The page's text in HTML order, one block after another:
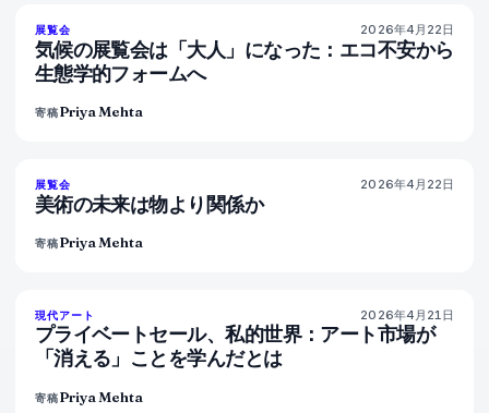
74% 44
展覧会 2026年4月22日
気候の展覧会は「大人」になった：エコ不安から
生態学的フォームへ
寄稿Priya Mehta
80 % 117
展覧会 2026年4月22日
美術の未来は物より関係か
寄稿Priya Mehta
72% 52
現代アート 2026年4月21日
プライベートセール、私的世界：アート市場が
「消える」ことを学んだとは
寄稿Priya Mehta